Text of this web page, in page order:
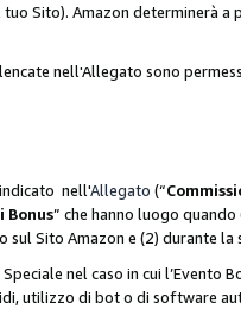
Sito). Amazon determinerà
nell'Allegato sono
nell'Allegato (“
Bonus” che hanno luogo
sul Sito Amazon e (2) durante
nel caso in cui
utilizzo di bot o di software